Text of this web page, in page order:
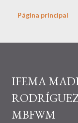
Página principal
IFEMA
MBFWM